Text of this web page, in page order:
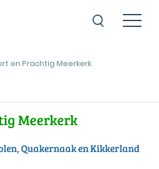
en Prachtig Meerkerk
Meerkerk
Quakernaak en Kikkerland